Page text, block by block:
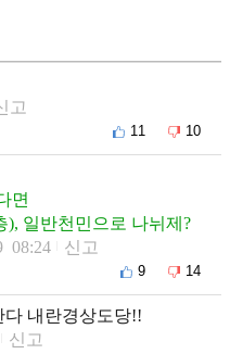
고
11 10
면
), 일반천민으로 나뉘제?
08:24 신고
9 14
다 내란경상도당!!
신고